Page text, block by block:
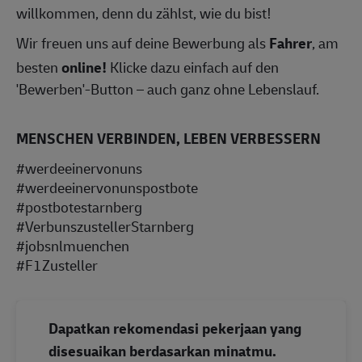
willkommen, denn du zählst, wie du bist!
Wir freuen uns auf deine Bewerbung alsFahrer, am
bestenonline! Klicke dazu einfach auf den
'Bewerben'-Button – auch ganz ohne Lebenslauf.
MENSCHEN VERBINDEN, LEBEN VERBESSERN
#werdeeinervonuns
#werdeeinervonunspostbote
#postbotestarnberg
#VerbunszustellerStarnberg
#jobsnlmuenchen
#F1Zusteller
Dapatkan rekomendasi pekerjaan yang
disesuaikan berdasarkan minatmu.